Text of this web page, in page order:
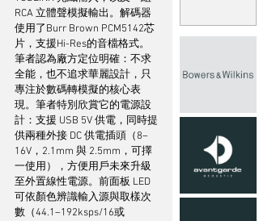
RCA 立體聲模擬輸出。解碼器
使用了Burr Brown PCM5142芯
片，支援Hi-Res的音檔格式。
筆者認為廠方定位明確：不求
全能，也不追求華麗設計，只
專注於數碼轉模擬的核心表
現。筆者特別欣賞它的電源設
計：支援 USB 5V 供電，同時提
供兩種外接 DC 供電插頭（8–
16V，2.1mm 與 2.5mm，可擇
一使用），方便用戶未來升級
至外置線性電源。前面板 LED
可依顏色辨識輸入源與取樣次
數（44.1–192ksps/16或